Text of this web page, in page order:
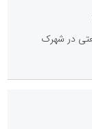
در شهرک